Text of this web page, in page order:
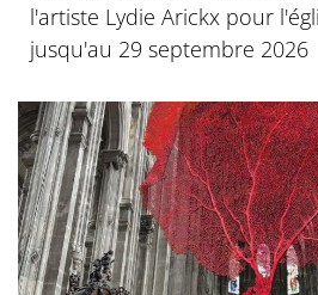
l'artiste Lydie Arickx pour
jusqu'au 29 septembre 2026